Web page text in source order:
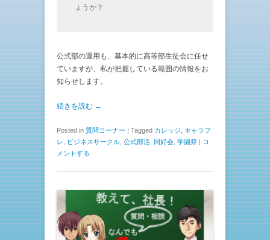
ょうか？
公式部の運用も、基本的に高等部生徒会に任せ
ていますが、私が把握している範囲の情報をお
知らせします。
続きを読む →
Posted in 質問コーナー Tagged カレッジ
キャラフ
レ
ビジネスサークル 公式部活 同好会 学園祭
コ
メントする